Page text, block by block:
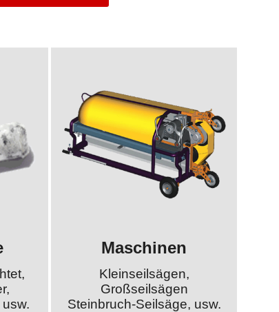
Maschinen
Kleinseilsägen,
Großseilsägen
Steinbruch-Seilsäge, usw.